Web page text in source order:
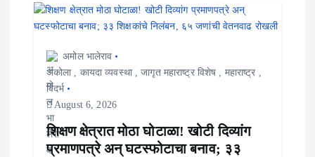
g
अमोल भालेराव
अकोला, कायदा व्यवस्था,जागृत महाराष्ट्र विशेष महाराष्ट्र
विदर्भ
August 6, 2026
शिक्षण क्षेत्रात मोठा घोटाळा! खोटी दिव्यांग
प्रमाणपत्रे अन् घटस्फोटाचा बनाव; ३३